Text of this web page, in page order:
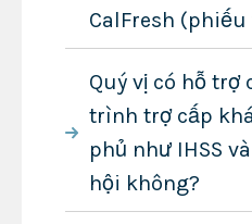
CalFresh
Quý vị có hỗ trợ
trình trợ cấp
phủ như IHSS
hội không?